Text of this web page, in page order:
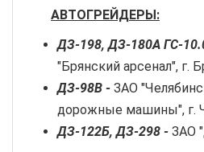
АВТОГРЕЙДЕРЫ:
ДЗ-198, ДЗ-180А ГС-
"Брянский арсенал", г.
ДЗ-98В - ЗАО
дорожные машины", г.
ДЗ-122Б, ДЗ-298 - ЗАО